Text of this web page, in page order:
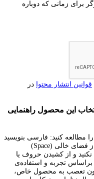
برای زمانی که دوباره
قوانین انتشار محتوا در
این محصول راهنمایی
مطالعه کنید: فارسی بنویسید
و از کیبورد فارسی استفاده کنید. بهتر است از فضای خالی (Space)
و از کشیدن حروف یا
براساس تجربه و استفاده‌ی
تعصب به محصول خاص،